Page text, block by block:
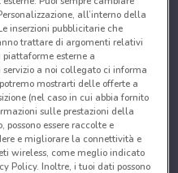
all’interno della
inserzioni pubblicitarie che
trattare di argomenti relativi
esterne a
servizio a noi collegato ci informa
mostrarti delle offerte a
(nel caso in cui abbia fornito
sulle prestazioni della
essere raccolte e
e migliorare la connettività e
wireless, come meglio indicato
Policy. Inoltre, i tuoi dati possono